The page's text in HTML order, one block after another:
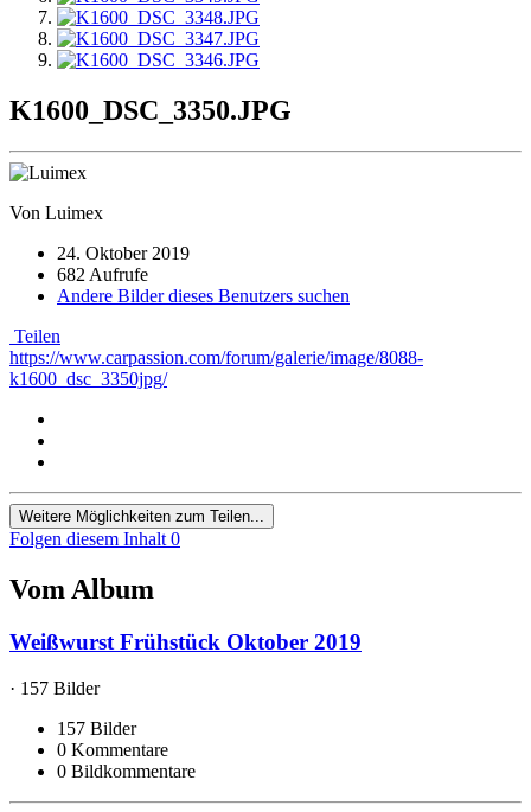
K1600_DSC_3350.JPG
Von Luimex
24. Oktober 2019
682 Aufrufe
Andere Bilder dieses Benutzers suchen
Teilen
https://www.carpassion.com/forum/galerie/image/8088-
k1600_dsc_3350jpg/
Weitere Möglichkeiten zum Teilen...
Folgen diesem Inhalt 0
Vom Album
Weißwurst Frühstück Oktober 2019
· 157 Bilder
157 Bilder
0 Kommentare
0 Bildkommentare